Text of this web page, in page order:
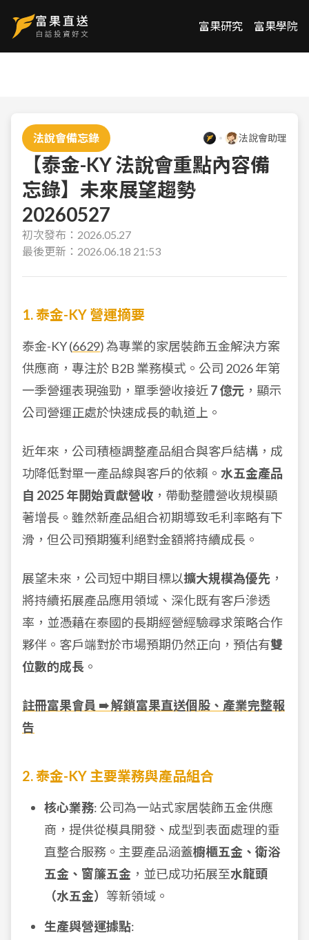
富果研究 富果學院
法說會備忘錄 法說會助理
【泰金-KY 法說會重點內容備
忘錄】未來展望趨勢
20260527
初次發布： 2026.05.27
最後更新： 2026.06.18 21:53
1. 泰金-KY 營運摘要
泰金-KY (6629) 為專業的家居裝飾五金解決方案
供應商，專注於 B2B 業務模式。公司 2026 年第
一季營運表現強勁，單季營收接近7 億元 ，顯示
公司營運正處於快速成長的軌道上。
近年來，公司積極調整產品組合與客戶結構，成
功降低對單一產品線與客戶的依賴。 水五金產品
自 2025 年開始貢獻營收 ，帶動整體營收規模顯
著增長。雖然新產品組合初期導致毛利率略有下
滑，但公司預期獲利絕對金額將持續成長。
展望未來，公司短中期目標以擴大規模為優先 ，
將持續拓展產品應用領域、深化既有客戶滲透
率，並憑藉在泰國的長期經營經驗尋求策略合作
夥伴。客戶端對於市場預期仍然正向，預估有雙
位數的成長 。
註冊富果會員 ➠ 解鎖富果直送個股、產業完整報
告
2. 泰金-KY 主要業務與產品組合
核心業務: 公司為一站式家居裝飾五金供應
商，提供從模具開發、成型到表面處理的垂
直整合服務。主要產品涵蓋櫥櫃五金、衛浴
五金、窗簾五金 ，並已成功拓展至水龍頭
（水五金） 等新領域。
生產與營運據點: